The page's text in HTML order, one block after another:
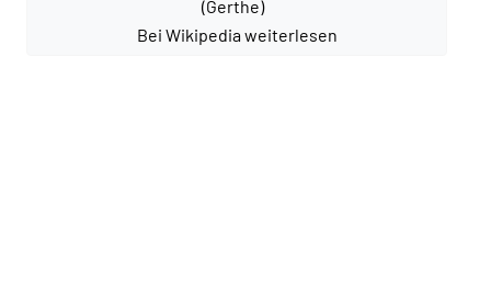
Bei Wikipedia weiterlesen